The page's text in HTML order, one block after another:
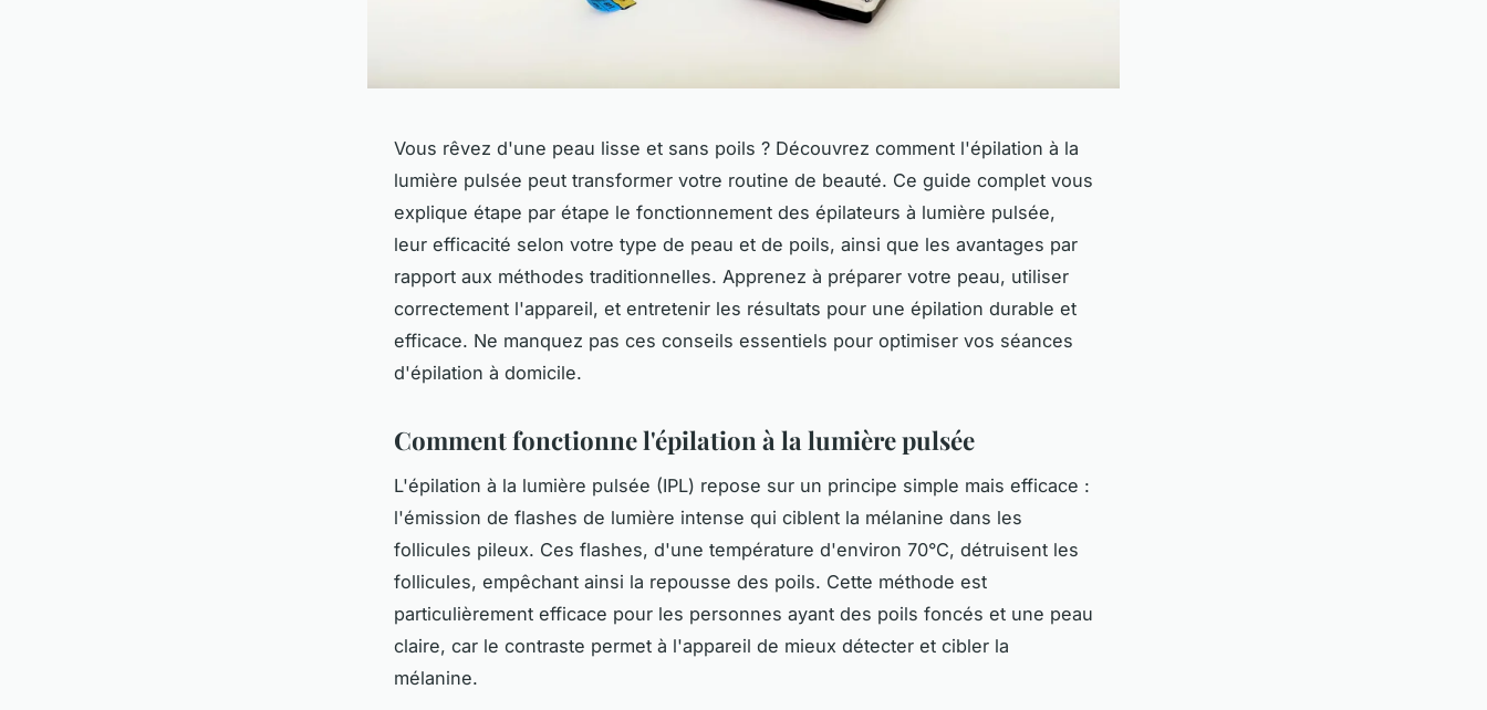
Vous rêvez d'une peau lisse et sans poils ? Découvrez comment l'épilation à la
lumière pulsée peut transformer votre routine de beauté. Ce guide complet vous
explique étape par étape le fonctionnement des épilateurs à lumière pulsée,
leur efficacité selon votre type de peau et de poils, ainsi que les avantages par
rapport aux méthodes traditionnelles. Apprenez à préparer votre peau, utiliser
correctement l'appareil, et entretenir les résultats pour une épilation durable et
efficace. Ne manquez pas ces conseils essentiels pour optimiser vos séances
d'épilation à domicile.
Comment fonctionne l'épilation à la lumière pulsée
L'épilation à la lumière pulsée (IPL) repose sur un principe simple mais efficace :
l'émission de flashes de lumière intense qui ciblent la mélanine dans les
follicules pileux. Ces flashes, d'une température d'environ 70°C, détruisent les
follicules, empêchant ainsi la repousse des poils. Cette méthode est
particulièrement efficace pour les personnes ayant des poils foncés et une peau
claire, car le contraste permet à l'appareil de mieux détecter et cibler la
mélanine.